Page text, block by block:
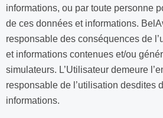
informations, ou par toute personne
de ces données et informations.
responsable des conséquences de
et informations contenues et/ou
simulateurs. L’Utilisateur demeure
responsable de l’utilisation desdites
informations.